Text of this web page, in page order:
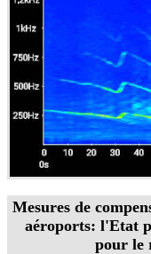
Mesures de
aéroports: l'Etat
pour le